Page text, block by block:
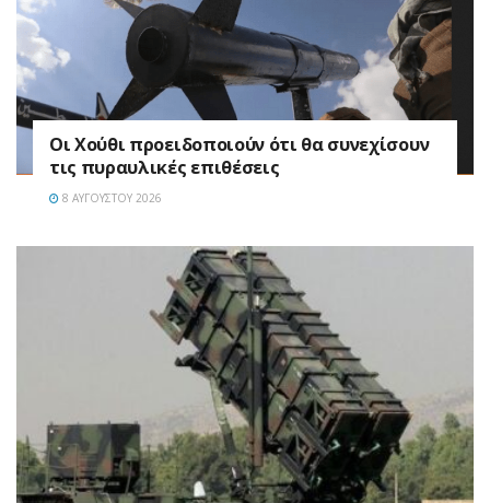
Οι Χούθι προειδοποιούν ότι θα συνεχίσουν
τις πυραυλικές επιθέσεις
8 ΑΥΓΟΎΣΤΟΥ 2026